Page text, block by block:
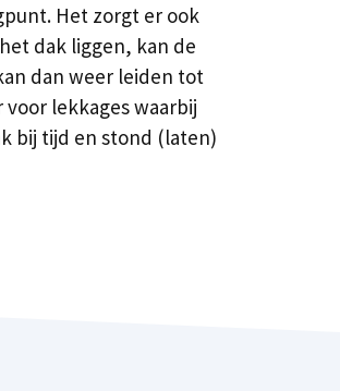
Het zorgt er ook
dak liggen, kan de
dan weer leiden tot
lekkages waarbij
bij tijd en stond (laten)